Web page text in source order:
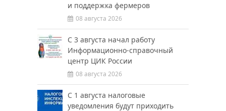
и поддержка фермеров
08 августа 2026
С 3 августа начал работу
Информационно-справочный
центр ЦИК России
08 августа 2026
С 1 августа налоговые
уведомления будут приходить